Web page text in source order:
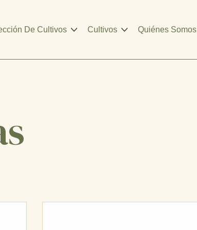
De Cultivos Cultivos Quiénes Somos